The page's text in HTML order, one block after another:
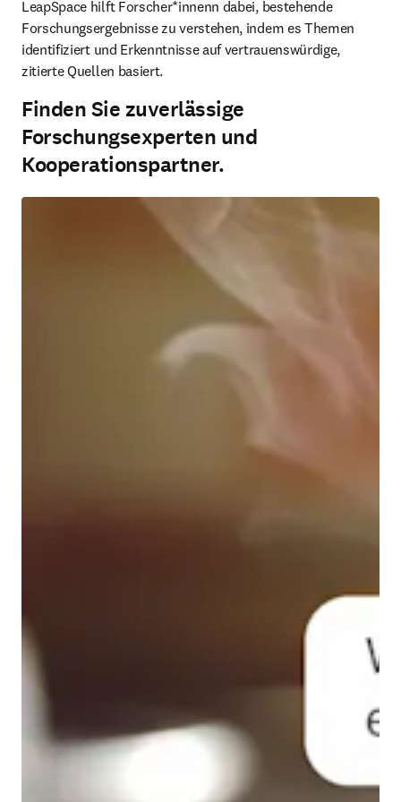
LeapSpace hilft Forscher*innenn dabei, bestehende
Forschungsergebnisse zu verstehen, indem es Themen
identifiziert und Erkenntnisse auf vertrauenswürdige,
zitierte Quellen basiert.
Finden Sie zuverlässige
Forschungsexperten und
Kooperationspartner.